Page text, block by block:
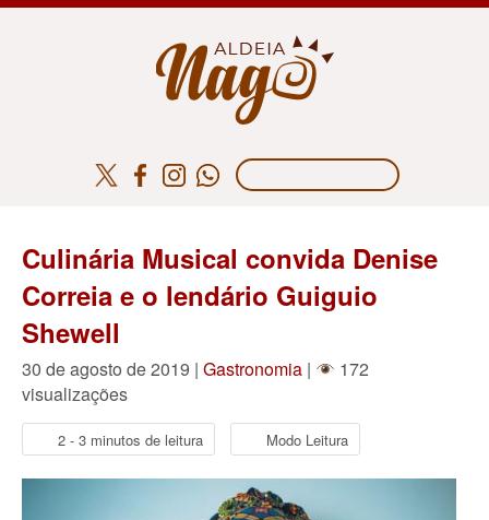
Culinária Musical convida Denise
Correia e o lendário Guiguio
Shewell
30 de agosto de 2019 | Gastronomia |
172
visualizações
2 - 3 minutos de leitura Modo Leitura